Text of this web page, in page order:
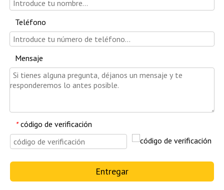
Teléfono
Mensaje
* código de verificación
Entregar